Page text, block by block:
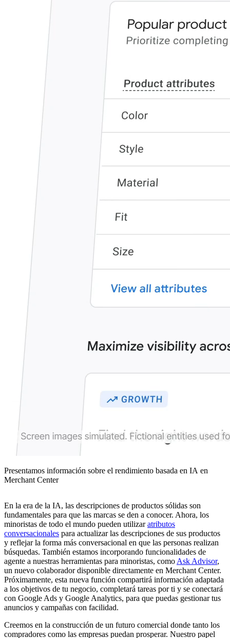
Presentamos información sobre el rendimiento basada en IA en
Merchant Center
En la era de la IA, las descripciones de productos sólidas son
fundamentales para que las marcas se den a conocer. Ahora, los
minoristas de todo el mundo pueden utilizaratributos
conversacionales para actualizar las descripciones de sus productos
y reflejar la forma más conversacional en que las personas realizan
búsquedas. También estamos incorporando funcionalidades de
agente a nuestras herramientas para minoristas, como Ask Advisor,
un nuevo colaborador disponible directamente en Merchant Center.
Próximamente, esta nueva función compartirá información adaptada
a los objetivos de tu negocio, completará tareas por ti y se conectará
con Google Ads y Google Analytics, para que puedas gestionar tus
anuncios y campañas con facilidad.
Creemos en la construcción de un futuro comercial donde tanto los
compradores como las empresas puedan prosperar. Nuestro papel